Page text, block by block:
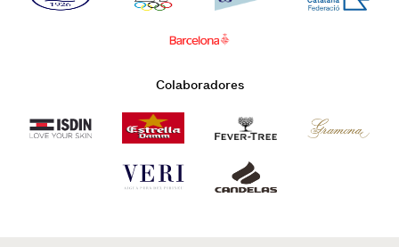
Colaboradores